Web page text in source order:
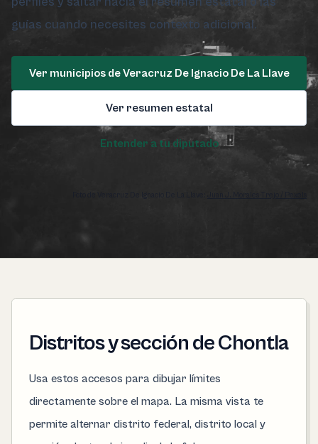
guías cuando necesites contexto adicional.
Ver municipios de Veracruz De Ignacio De La Llave
Ver resumen estatal
Entender a tu diputado
Foto de Veracruz De Ignacio De La Llave:
Distritos y sección de Chontla
Usa estos accesos para dibujar límites
directamente sobre el mapa. La misma vista te
permite alternar distrito federal, distrito local y